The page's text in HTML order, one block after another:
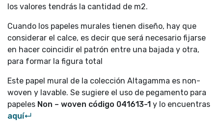
los valores tendrás la cantidad de m2.
Cuando los papeles murales tienen diseño, hay que
considerar el calce, es decir que será necesario fijarse
en hacer coincidir el patrón entre una bajada y otra,
para formar la figura total
Este papel mural de la colección Altagamma es non-
woven y lavable. Se sugiere el uso de pegamento para
papeles Non – woven código 041613-1 y lo encuentras
aquí↵